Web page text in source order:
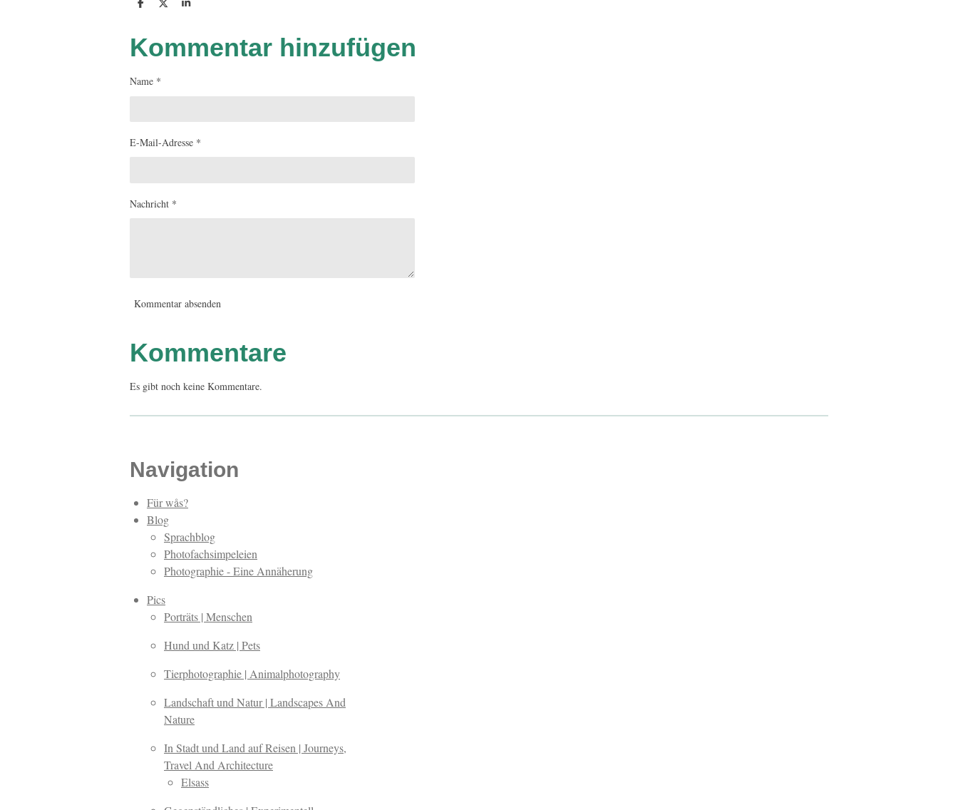
T
l
e
n
T
e
n
T
e
n
Kommentar hinzufügen
Name *
E-Mail-Adresse *
Nachricht *
Kommentar absenden
Kommentare
Es gibt noch keine Kommentare.
Navigation
Für wås?
Blog
Sprachblog
Photofachsimpeleien
Photographie - Eine Annäherung
Pics
Porträts | Menschen
Hund und Katz | Pets
Tierphotographie | Animalphotography
Landschaft und Natur | Landscapes And
Nature
In Stadt und Land auf Reisen | Journeys,
Travel And Architecture
Elsass